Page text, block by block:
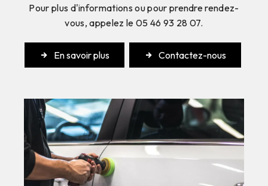
Pour plus d'informations ou pour prendre rendez-
vous, appelez le 05 46 93 28 07.
En savoir plus Contactez-nous